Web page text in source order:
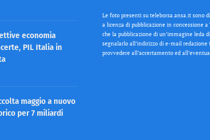
economia
PIL Italia in
maggio a nuovo
per 7 miliardi
Le foto presenti su teleborsa.ansa.it sono
a licenza di pubblicazione in concessione
che la pubblicazione di un’immagine leda
segnalarlo all’indirizzo di e-mail redazione
provvedere all’accertamento ed